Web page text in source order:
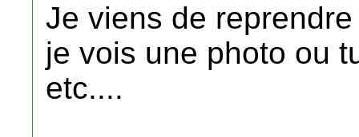
Je viens de
je vois une photo ou
etc....